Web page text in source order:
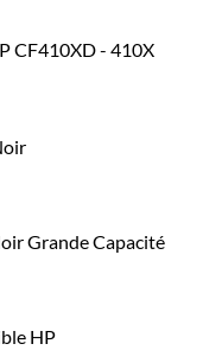
CF410XD - 410X
Grande Capacité
HP